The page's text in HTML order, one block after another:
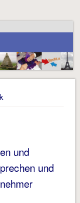
und
und